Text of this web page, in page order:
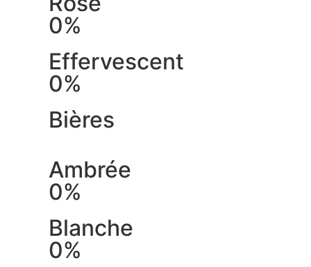
0%
Effervescent
0%
Bières
Ambrée
0%
Blanche
0%